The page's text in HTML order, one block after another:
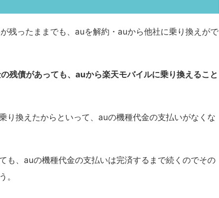
残ったままでも、auを解約・auから他社に乗り換えがで
残債があっても、auから楽天モバイルに乗り換えること
り換えたからといって、auの機種代金の支払いがなくな
も、auの機種代金の支払いは完済するまで続くのでその
。